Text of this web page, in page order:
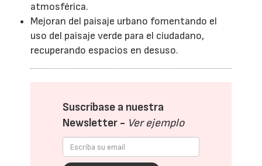
atmosférica.
Mejoran del paisaje urbano fomentando el
uso del paisaje verde para el ciudadano,
recuperando espacios en desuso.
Suscríbase a nuestra
Newsletter - Ver ejemplo